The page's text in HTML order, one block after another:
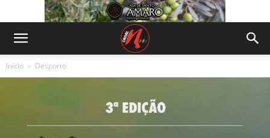
Início Desporto